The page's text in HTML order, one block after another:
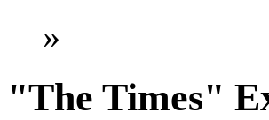
»
"The Times"